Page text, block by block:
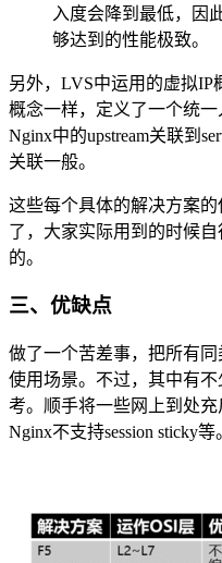
入度会降到最低，因
够达到的性能极致。
另外，LVS中运用的虚拟IP
概念一样，定义了一个统
Nginx中的upstream关联到
关联一般。
这些每个具体的解决方案
了，大家实际用到的时候
的。
三、优缺点
做了一个苦差事，把所有
使用场景。不过，其中有
考。顺手将一些网上到处充
Nginx不支持session sticky等